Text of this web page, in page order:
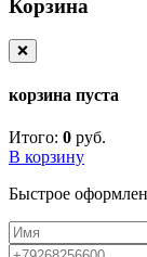
Корзина
❌
корзина пуста
Итого: 0 руб.
В корзину
Быстрое